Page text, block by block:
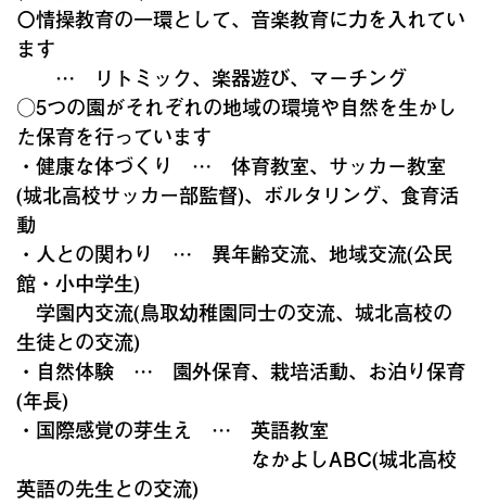
〇情操教育の一環として、音楽教育に力を入れてい
ます
… リトミック、楽器遊び、マ－チング
○5つの園がそれぞれの地域の環境や自然を生かし
た保育を行っています
・健康な体づくり … 体育教室、サッカ－教室
(城北高校サッカー部監督)、ボルタリング、食育活
動
・人との関わり … 異年齢交流、地域交流(公民
館・小中学生)
学園内交流(鳥取幼稚園同士の交流、城北高校の
生徒との交流)
・自然体験 … 園外保育、栽培活動、お泊り保育
(年長)
・国際感覚の芽生え … 英語教室
なかよしABC(城北高校
英語の先生との交流)